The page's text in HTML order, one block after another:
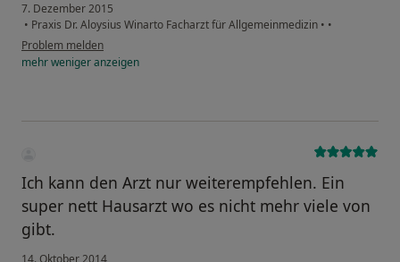
7. Dezember 2015
• Praxis Dr. Aloysius Winarto Facharzt für Allgemeinmedizin • •
Problem melden
mehrwenigeranzeigen
Ich kann den Arzt nur weiterempfehlen. Ein
super nett Hausarzt wo es nicht mehr viele von
gibt.